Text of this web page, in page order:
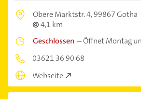
Obere Marktstr. 4,99867 Gotha
4,1 km
Geschlossen –Öffnet Montag
03621 36 90 68
Webseite